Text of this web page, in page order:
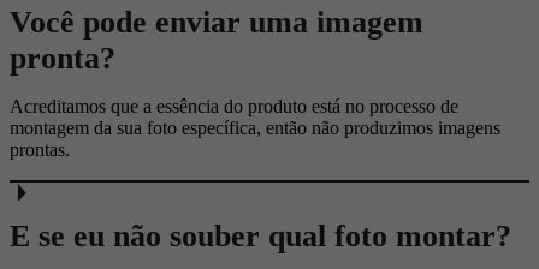
Você pode enviar uma imagem
pronta?
Acreditamos que a essência do produto está no processo de
montagem da sua foto específica, então não produzimos imagens
prontas.
E se eu não souber qual foto montar?